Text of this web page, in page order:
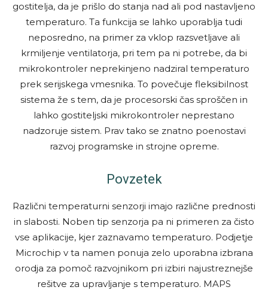
gostitelja, da je prišlo do stanja nad ali pod nastavljeno
temperaturo. Ta funkcija se lahko uporablja tudi
neposredno, na primer za vklop razsvetljave ali
krmiljenje ventilatorja, pri tem pa ni potrebe, da bi
mikrokontroler neprekinjeno nadziral temperaturo
prek serijskega vmesnika. To povečuje fleksibilnost
sistema že s tem, da je procesorski čas sproščen in
lahko gostiteljski mikrokontroler neprestano
nadzoruje sistem. Prav tako se znatno poenostavi
razvoj programske in strojne opreme.
Povzetek
Različni temperaturni senzorji imajo različne prednosti
in slabosti. Noben tip senzorja pa ni primeren za čisto
vse aplikacije, kjer zaznavamo temperaturo. Podjetje
Microchip v ta namen ponuja zelo uporabna izbrana
orodja za pomoč razvojnikom pri izbiri najustreznejše
rešitve za upravljanje s temperaturo. MAPS